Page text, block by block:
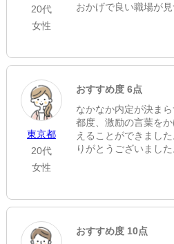
20代
女性
おかげで良い職場が見
東京都
20代
女性
おすすめ度 6点
なかなか内定が決ま
都度、激励の言葉を
えることができまし
りがとうございました
おすすめ度 10点